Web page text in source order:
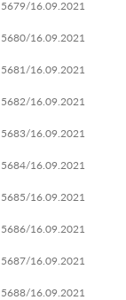
5679/16.09.2021
5680/16.09.2021
5681/16.09.2021
5682/16.09.2021
5683/16.09.2021
5684/16.09.2021
5685/16.09.2021
5686/16.09.2021
5687/16.09.2021
5688/16.09.2021